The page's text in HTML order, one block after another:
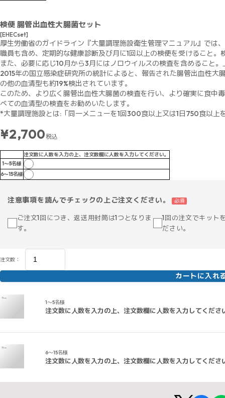
検便 腸管出血性大腸菌セット
[EHECset]
厚生労働省のガイドライン『大量調理施設衛生管理マニュアル』では
職員も含め、定期的な健康診断及び月に1回以上の検便を受けること
また、必要に応じ10月から3月にはノロウイルスの検査を含めること
2015年の国立感染症研究所の統計によると、報告された腸管出血性大
の他の血清型も約19%検出されています。
このため、より広く腸管出血性大腸菌の検査を行い、より確実に食中
べての血清型の検査をお勧めいたします。
*大量調理施設とは:「同一メニューを1回300食以上又は1日750食以上
¥2,700税込
注文数に人数を入力の上、注文数欄に人数を入力してください。
1～5名様
6～15名様
注意事項を読んでチェックの上ご注文ください。 必須
ご注文1回につき、返送用封筒は1つとなりま
す。
1回の注文でキット
ださい。
注文数：
カートに入れ
1～5名様
注文数に人数を入力の上、注文数欄に人数を入力してくださ
6～15名様
注文数に人数を入力の上、注文数欄に人数を入力してくださ